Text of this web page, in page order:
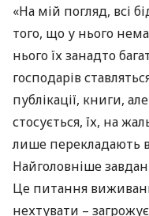
«На мій погляд, всі
того, що у нього
нього їх занадто
господарів
публікації, книги,
стосується, їх, на
лише перекладають
Найголовніше
Це питання
нехтувати –